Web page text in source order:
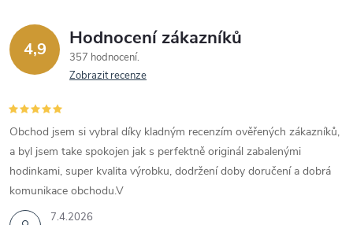
4,9 Hodnocení zákazníků
357 hodnocení
Zobrazit recenze
7.4.2026
Obchod jsem si vybral díky kladným recenzím ověřených zákazníků,
a byl jsem take spokojen jak s perfektně originál zabalenými
hodinkami, super kvalita výrobku, dodržení doby doručení a dobrá
komunikace obchodu.V